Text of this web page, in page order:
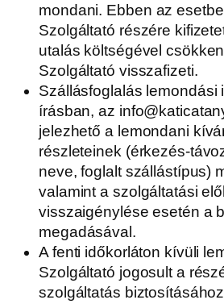
mondani. Ebben az
Szolgáltató részére
utalás költségével
Szolgáltató visszafizeti.
Szállásfoglalás lemondási
írásban, az
jelezhető a lemondani
részleteinek (érkezés-
neve, foglalt szállástípus)
valamint a szolgáltatási
visszaigénylése esetén a
megadásával.
A fenti időkorláton kívüli
Szolgáltató jogosult a
szolgáltatás